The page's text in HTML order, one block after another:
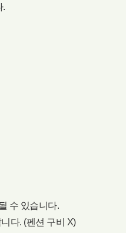
.
수 있습니다.
다. (펜션 구비 X)